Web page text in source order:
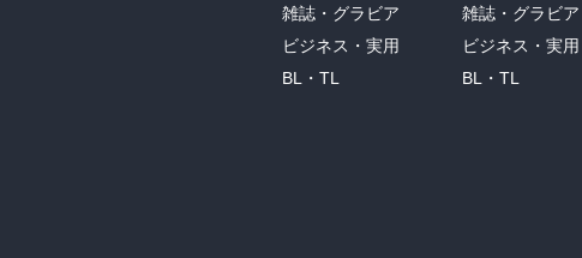
雑誌・グラビア
ビジネス・実用
BL・TL
雑誌・グラビア
ビジネス・実用
BL・TL